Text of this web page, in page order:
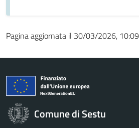
Pagina aggiornata il 30/03/2026, 10:09
Comune di Sestu